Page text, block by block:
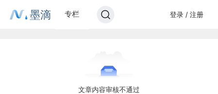
墨滴 专栏 登录 / 注册
文章内容审核不通过